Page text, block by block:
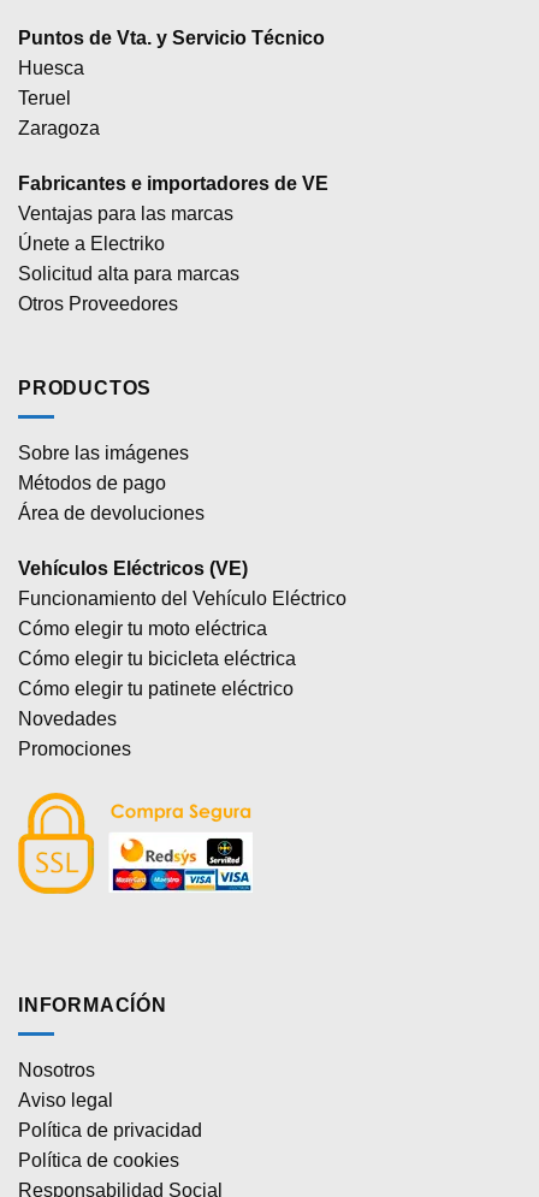
Puntos de Vta. y Servicio Técnico
Huesca
Teruel
Zaragoza
Fabricantes e importadores de VE
Ventajas para las marcas
Únete a Electriko
Solicitud alta para marcas
Otros Proveedores
PRODUCTOS
Sobre las imágenes
Métodos de pago
Área de devoluciones
Vehículos Eléctricos (VE)
Funcionamiento del Vehículo Eléctrico
Cómo elegir tu moto eléctrica
Cómo elegir tu bicicleta eléctrica
Cómo elegir tu patinete eléctrico
Novedades
Promociones
INFORMACÍÓN
Nosotros
Aviso legal
Política de privacidad
Política de cookies
Responsabilidad Social